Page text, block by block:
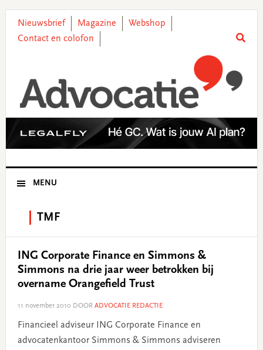
primary
main
primary
footer
Nieuwsbrief Magazine
Webshop
Contact en colofon
MENU
TMF
ING Corporate Finance en Simmons &
Simmons na drie jaar weer betrokken bij
overname Orangefield Trust
11 november 2010 DOOR ADVOCATIE REDACTIE
Financieel adviseur ING Corporate Finance en
advocatenkantoor Simmons & Simmons adviseren